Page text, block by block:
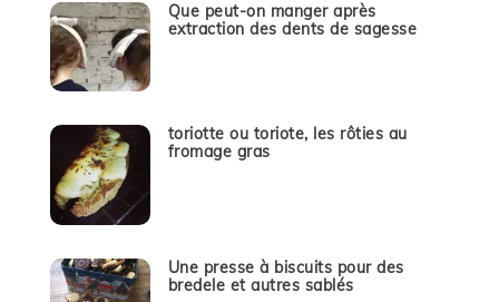
Que peut-on manger après
extraction des dents de sagesse
toriotte ou toriote, les rôties au
fromage gras
Une presse à biscuits pour des
bredele et autres sablés